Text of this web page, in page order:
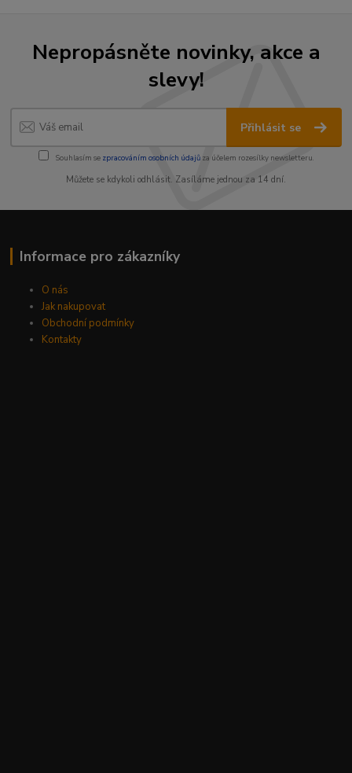
Nepropásněte novinky, akce a
slevy!
Přihlásit se
Souhlasím se zpracováním osobních údajůza účelem rozesílky newsletteru.
Můžete se kdykoli odhlásit. Zasíláme jednou za 14 dní.
Informace pro zákazníky
O nás
Jak nakupovat
Obchodní podmínky
Kontakty